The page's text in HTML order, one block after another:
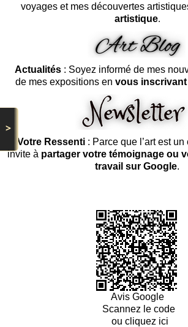
>
voyages et mes découvertes
artistique.
Actualités : Soyez informé de mes
de mes expositions en vous inscrivant
Votre Ressenti: Parce que l’art est
invite à partager votre témoignage ou
travail sur Google.
Avis Google
Scannez le code
ou cliquez ici